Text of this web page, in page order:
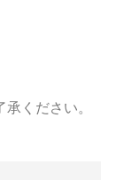
ください。